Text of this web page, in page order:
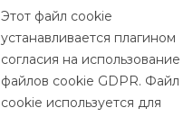
Этот файл cookie
устанавливается плагином
согласия на использование
файлов cookie GDPR. Файл
cookie используется для